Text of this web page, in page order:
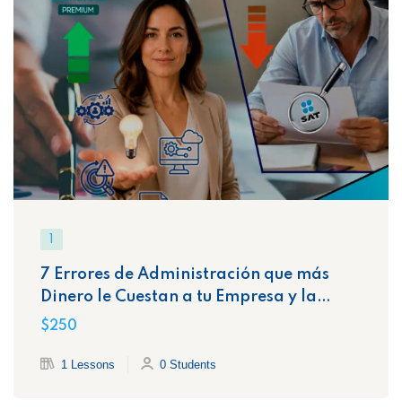
7 Errores de Administración que más
Dinero le Cuestan a tu Empresa y la
Exponen Ante el SAT
$250
1 Lessons 0 Students